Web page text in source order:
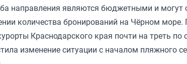
направления являются бюджетными и могут
количества бронирований на Чёрном море.
Краснодарского края почти на треть
изменение ситуации с началом пляжного